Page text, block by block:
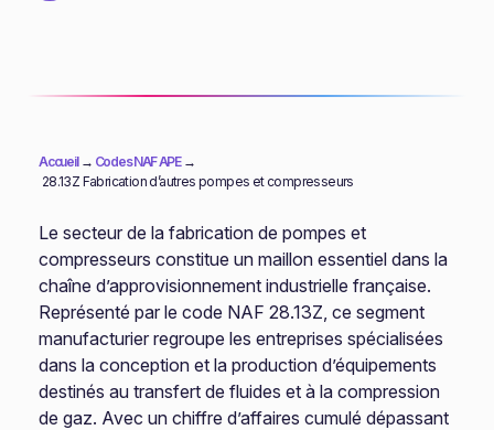
Accueil→ Codes NAF APE→
28.13Z Fabrication d’autres pompes et compresseurs
Le secteur de la fabrication de pompes et
compresseurs constitue un maillon essentiel dans la
chaîne d’approvisionnement industrielle française.
Représenté par le code NAF 28.13Z, ce segment
manufacturier regroupe les entreprises spécialisées
dans la conception et la production d’équipements
destinés au transfert de fluides et à la compression
de gaz. Avec un chiffre d’affaires cumulé dépassant